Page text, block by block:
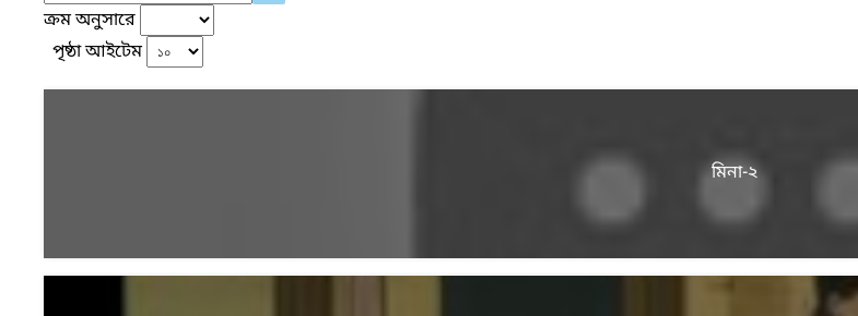
ক্রম অনুসারে
পৃষ্ঠা আইটেম
মিনা-২